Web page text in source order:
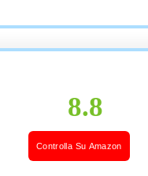
8.8
Controlla Su Amazon